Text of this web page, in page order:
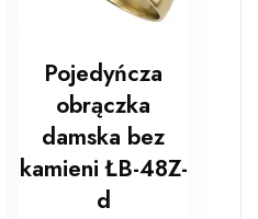
Pojedyńcza
obrączka
damska bez
kamieni ŁB-48Z-
d